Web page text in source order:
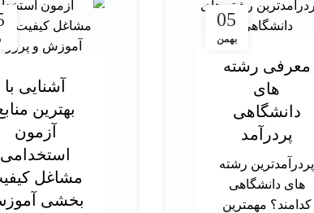
05
بهمن
معرفی رشته
های
دانشگاهی
پردرآمد
پردرآمدترین رشته
های دانشگاهی
کدامند؟ مهمترین
آشنایی با
بهترین
آزمون
استخدامی
مشاغل
بخشی